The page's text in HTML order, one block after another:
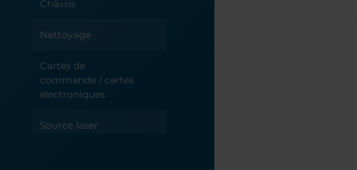
Châssis
Nettoyage
Cartes de
commande / cartes
électroniques
Source laser